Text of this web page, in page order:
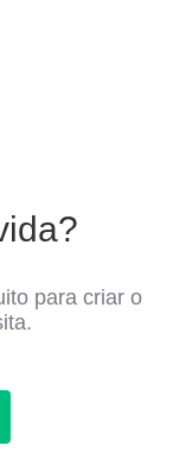
para criar o